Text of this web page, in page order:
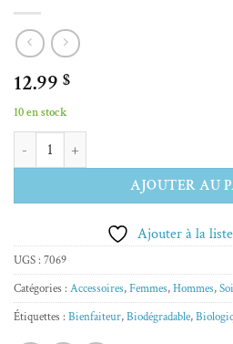
12.99 $
10 en stock
quantité de Brosse de corps exfoliante
AJOUTER AU
Alternative:
Ajouter à la
UGS : 7069
Catégories : Accessoires,Femmes,Hommes,
Étiquettes : Bienfaiteur,Biodégradable,